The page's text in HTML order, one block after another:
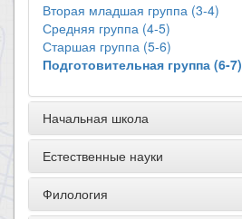
Вторая младшая группа (3-4)
Средняя группа (4-5)
Старшая группа (5-6)
Подготовительная группа (6-7)
Начальная школа
Естественные науки
Филология